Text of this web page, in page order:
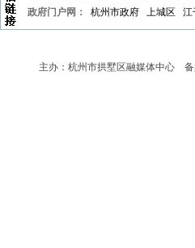
政府门户网：
杭州市政府 上城区 江
主办：杭州市拱墅区融媒体中心 备